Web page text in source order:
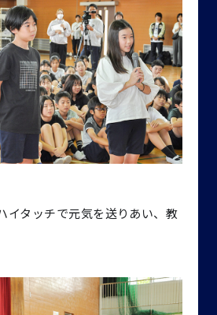
イタッチで元気を送りあい、教